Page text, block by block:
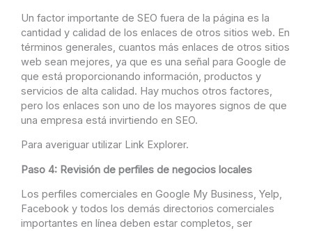
Un factor importante de SEO fuera de la página es la
cantidad y calidad de los enlaces de otros sitios web. En
términos generales, cuantos más enlaces de otros sitios
web sean mejores, ya que es una señal para Google de
que está proporcionando información, productos y
servicios de alta calidad. Hay muchos otros factores,
pero los enlaces son uno de los mayores signos de que
una empresa está invirtiendo en SEO.
Para averiguar utilizar Link Explorer.
Paso 4: Revisión de perfiles de negocios locales
Los perfiles comerciales en Google My Business, Yelp,
Facebook y todos los demás directorios comerciales
importantes en línea deben estar completos, ser